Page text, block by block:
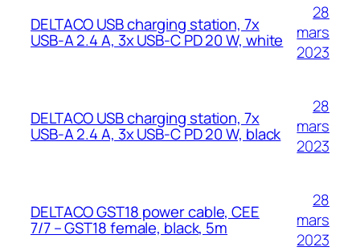
DELTACO USB charging station, 7x
USB-A 2.4 A, 3x USB-C PD 20 W, white
28
mars
2023
DELTACO USB charging station, 7x
USB-A 2.4 A, 3x USB-C PD 20 W, black
28
mars
2023
DELTACO GST18 power cable, CEE
7/7 – GST18 female, black, 5m
28
mars
2023